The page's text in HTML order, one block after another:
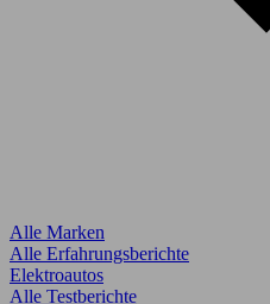
Alle Marken
Alle Erfahrungsberichte
Elektroautos
Alle Testberichte